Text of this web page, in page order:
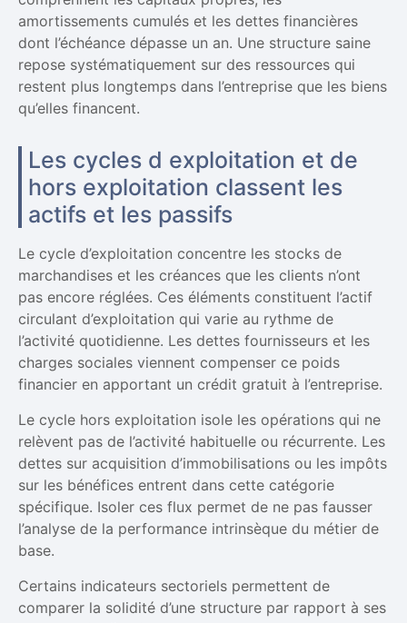
amortissements cumulés et les dettes financières
dont l’échéance dépasse un an. Une structure saine
repose systématiquement sur des ressources qui
restent plus longtemps dans l’entreprise que les biens
qu’elles financent.
Les cycles d exploitation et de
hors exploitation classent les
actifs et les passifs
Le cycle d’exploitation concentre les stocks de
marchandises et les créances que les clients n’ont
pas encore réglées. Ces éléments constituent l’actif
circulant d’exploitation qui varie au rythme de
l’activité quotidienne. Les dettes fournisseurs et les
charges sociales viennent compenser ce poids
financier en apportant un crédit gratuit à l’entreprise.
Le cycle hors exploitation isole les opérations qui ne
relèvent pas de l’activité habituelle ou récurrente. Les
dettes sur acquisition d’immobilisations ou les impôts
sur les bénéfices entrent dans cette catégorie
spécifique. Isoler ces flux permet de ne pas fausser
l’analyse de la performance intrinsèque du métier de
base.
Certains indicateurs sectoriels permettent de
comparer la solidité d’une structure par rapport à ses